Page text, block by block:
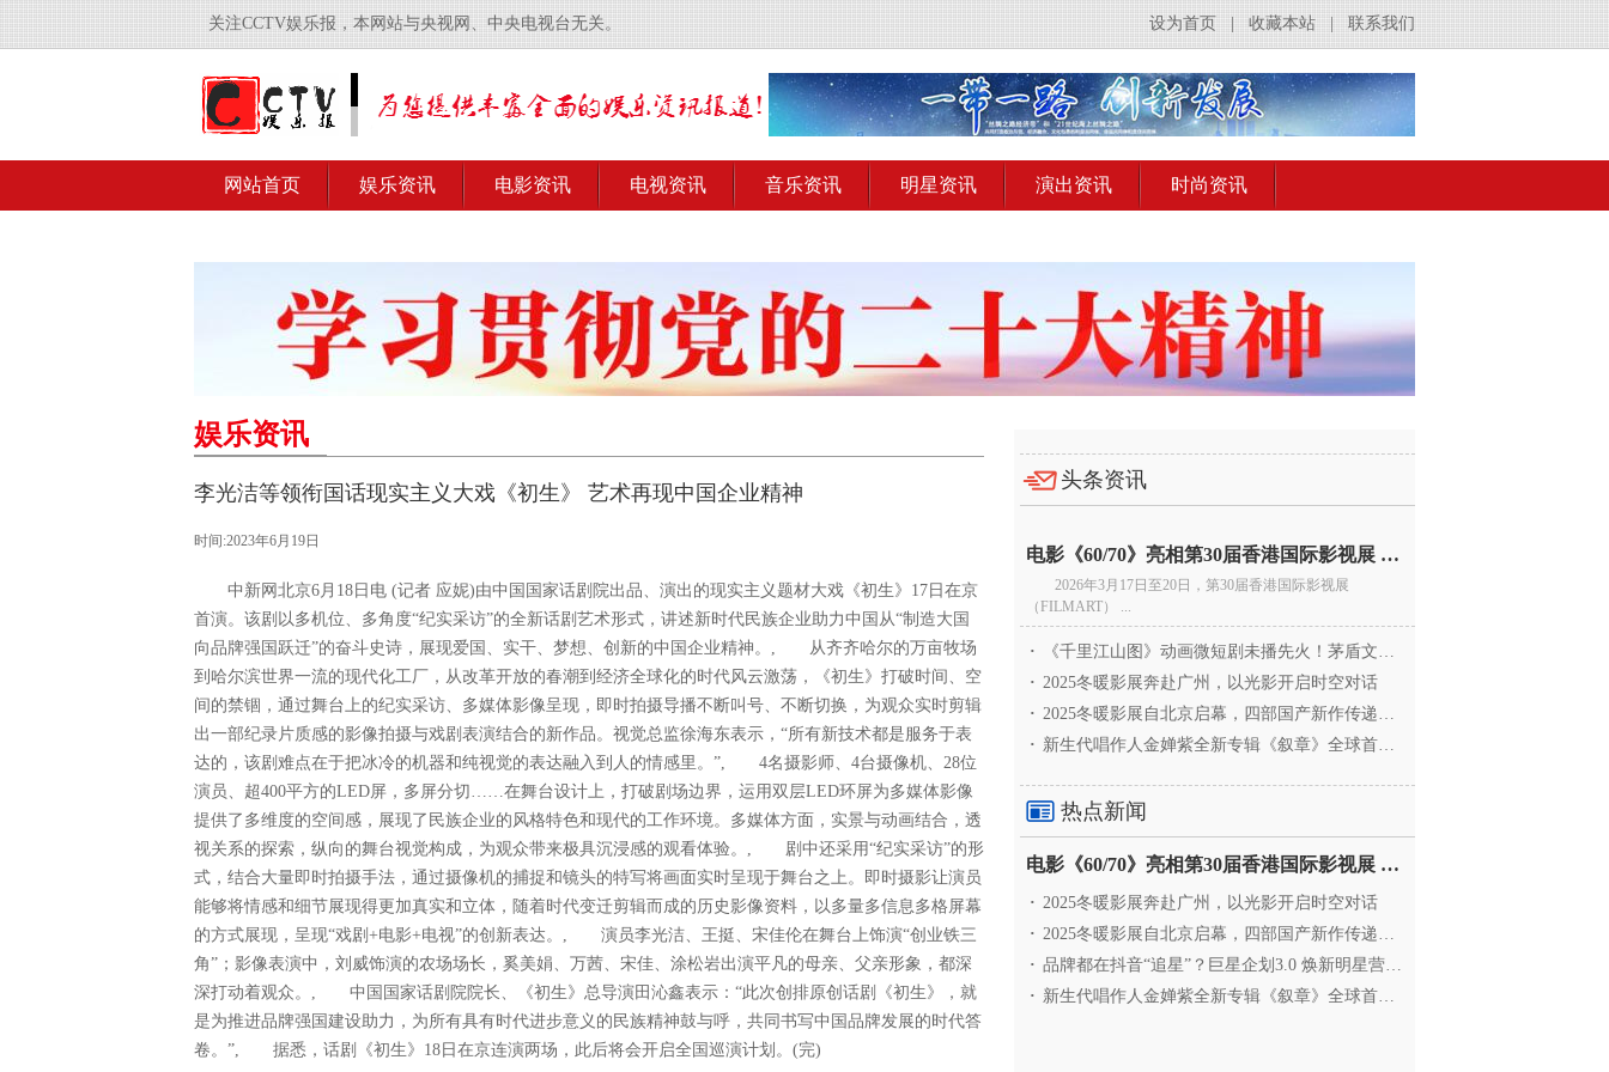
关注CCTV娱乐报，本网站与央视网、中央电视台无关。 联系我们
收藏本站
设为首页
网站首页 娱乐资讯 电影资讯 电视资讯 音乐资讯 明星资讯 演出资讯 时尚资讯
娱乐资讯
李光洁等领衔国话现实主义大戏《初生》 艺术再现中国企业精神
时间:2023年6月19日
中新网北京6月18日电 (记者 应妮)由中国国家话剧院出品、演出的现实主义题材大戏《初生》17日在京
首演。该剧以多机位、多角度“纪实采访”的全新话剧艺术形式，讲述新时代民族企业助力中国从“制造大国
向品牌强国跃迁”的奋斗史诗，展现爱国、实干、梦想、创新的中国企业精神。, 从齐齐哈尔的万亩牧场
到哈尔滨世界一流的现代化工厂，从改革开放的春潮到经济全球化的时代风云激荡，《初生》打破时间、空
间的禁锢，通过舞台上的纪实采访、多媒体影像呈现，即时拍摄导播不断叫号、不断切换，为观众实时剪辑
出一部纪录片质感的影像拍摄与戏剧表演结合的新作品。视觉总监徐海东表示，“所有新技术都是服务于表
达的，该剧难点在于把冰冷的机器和纯视觉的表达融入到人的情感里。”, 4名摄影师、4台摄像机、28位
演员、超400平方的LED屏，多屏分切……在舞台设计上，打破剧场边界，运用双层LED环屏为多媒体影像
提供了多维度的空间感，展现了民族企业的风格特色和现代的工作环境。多媒体方面，实景与动画结合，透
视关系的探索，纵向的舞台视觉构成，为观众带来极具沉浸感的观看体验。, 剧中还采用“纪实采访”的形
式，结合大量即时拍摄手法，通过摄像机的捕捉和镜头的特写将画面实时呈现于舞台之上。即时摄影让演员
能够将情感和细节展现得更加真实和立体，随着时代变迁剪辑而成的历史影像资料，以多量多信息多格屏幕
的方式展现，呈现“戏剧+电影+电视”的创新表达。, 演员李光洁、王挺、宋佳伦在舞台上饰演“创业铁三
角”；影像表演中，刘威饰演的农场场长，奚美娟、万茜、宋佳、涂松岩出演平凡的母亲、父亲形象，都深
深打动着观众。, 中国国家话剧院院长、《初生》总导演田沁鑫表示：“此次创排原创话剧《初生》，就
是为推进品牌强国建设助力，为所有具有时代进步意义的民族精神鼓与呼，共同书写中国品牌发展的时代答
卷。”, 据悉，话剧《初生》18日在京连演两场，此后将会开启全国巡演计划。(完)
头条资讯
电影《60/70》亮相第30届香港国际影视展 冲刺戛纳备
2026年3月17日至20日，第30届香港国际影视展
（FILMART） ...
·
《千里江山图》动画微短剧未播先火！茅盾文学奖IP首
· 2025冬暖影展奔赴广州，以光影开启时空对话
· 2025冬暖影展自北京启幕，四部国产新作传递银幕温情
· 新生代唱作人金婵紫全新专辑《叙章》全球首发，颠覆
热点新闻
电影《60/70》亮相第30届香港国际影视展 冲刺戛纳备
· 2025冬暖影展奔赴广州，以光影开启时空对话
· 2025冬暖影展自北京启幕，四部国产新作传递银幕温情
· 品牌都在抖音“追星”？巨星企划3.0 焕新明星营销，让
· 新生代唱作人金婵紫全新专辑《叙章》全球首发，颠覆